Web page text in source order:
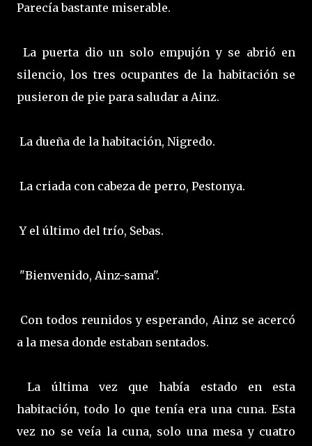
Parecía bastante miserable.
La puerta dio un solo empujón y se abrió en
silencio, los tres ocupantes de la habitación se
pusieron de pie para saludar a Ainz.
La dueña de la habitación, Nigredo.
La criada con cabeza de perro, Pestonya.
Y el último del trío, Sebas.
"Bienvenido, Ainz-sama".
Con todos reunidos y esperando, Ainz se acercó
a la mesa donde estaban sentados.
La última vez que había estado en esta
habitación, todo lo que tenía era una cuna. Esta
vez no se veía la cuna, solo una mesa y cuatro